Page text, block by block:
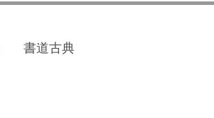
書道古典